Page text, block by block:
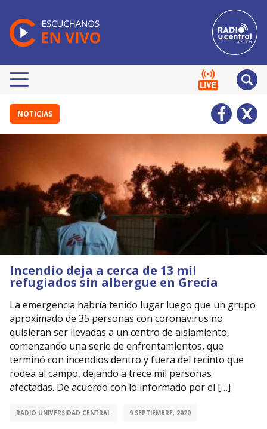
NOTICIAS
Incendio deja a cerca de 13 mil
refugiados sin albergue en Grecia
La emergencia habría tenido lugar luego que un grupo
aproximado de 35 personas con coronavirus no
quisieran ser llevadas a un centro de aislamiento,
comenzando una serie de enfrentamientos, que
terminó con incendios dentro y fuera del recinto que
rodea al campo, dejando a trece mil personas
afectadas. De acuerdo con lo informado por el […]
RADIO UNIVERSIDAD CENTRAL 9 SEPTIEMBRE, 2020